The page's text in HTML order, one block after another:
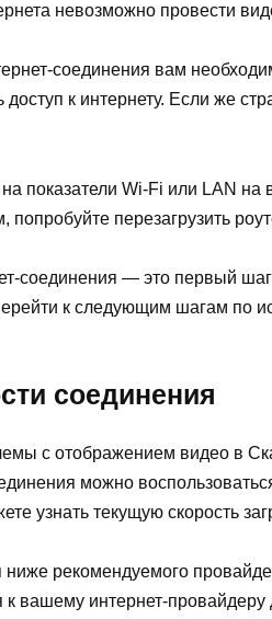
невозможно провести
соединения вам
доступ к интернету. Если же
показатели Wi-Fi или LAN
перезагрузить
соединения — это первый
к следующим шагам по
соединения
с отображением видео в
можно
узнать текущую скорость
ниже рекомендуемого
к вашему интернет-